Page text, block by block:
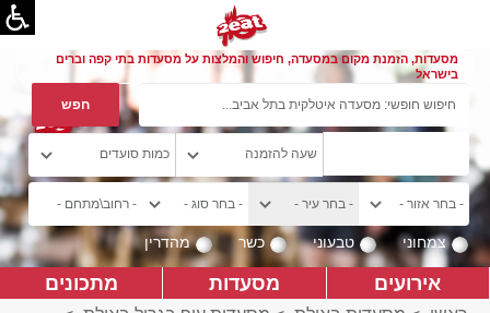
מסעדות, הזמנת מקום במסעדה, חיפוש והמלצות על מסעדות בתי קפה וברים
בישראל
צמחוני טבעוני כשר מהדרין
אירועים מסעדות מתכונים